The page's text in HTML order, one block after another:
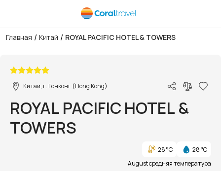
Главная / Китай / ROYAL PACIFIC HOTEL & TOWERS
Китай, г. Гонконг (Hong Kong)
ROYAL PACIFIC HOTEL &
TOWERS
28 °C
28 °C
August средняя температура